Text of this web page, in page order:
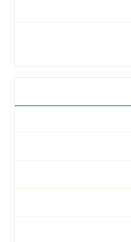
موظفيها العاملين...